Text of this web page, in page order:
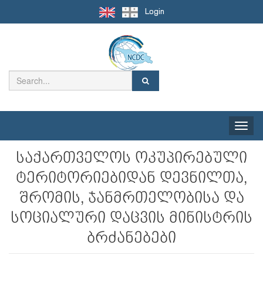
Login
Toggle
საქართველოს ოკუპირებული
ტერიტორიებიდან დევნილთა,
შრომის, ჯანმრთელობისა და
სოციალური დაცვის მინისტრის
ბრძანებები